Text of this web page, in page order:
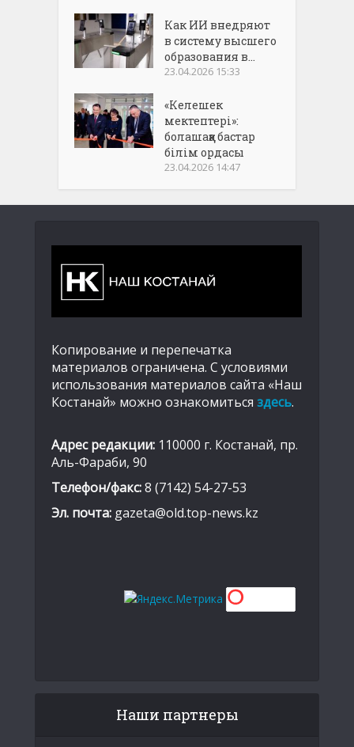
Как ИИ внедряют
в систему высшего
образования в...
23.04.2026 15:33
«Келешек
мектептері»:
болашаққа бастар
білім ордасы
23.04.2026 14:47
Копирование и перепечатка
материалов ограничена. С условиями
использования материалов сайта «Наш
Костанай» можно ознакомиться здесь.
Адрес редакции: 110000 г. Костанай, пр.
Аль-Фараби, 90
Телефон/факс:8 (7142) 54-27-53
Эл. почта: gazeta@old.top-news.kz
Наши партнеры